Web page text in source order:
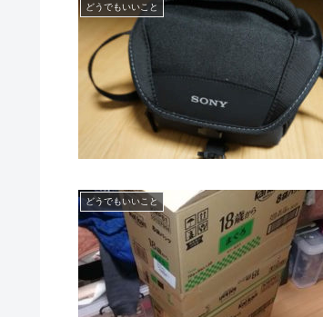
どうでもいいこと
どうでもいいこと